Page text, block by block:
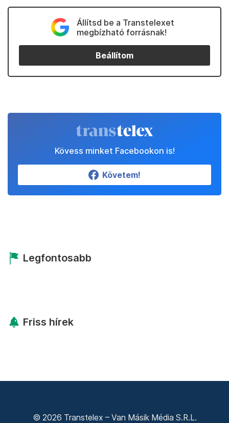
Állítsd be a Transtelexet
megbízható forrásnak!
Beállítom
Kövess minket Facebookon is!
Követem!
Legfontosabb
Friss hírek
© 2026 Transtelex – Van Másik Média S.R.L.